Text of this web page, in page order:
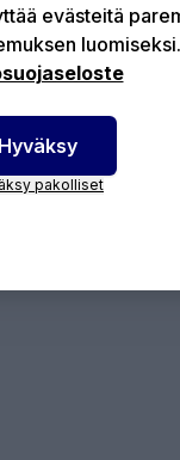
evästeitä
luomiseksi.
Hyväksy
pakolliset